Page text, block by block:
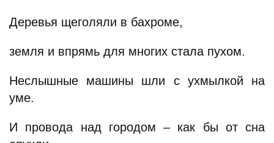
Деревья щеголяли в бахроме,
земля и впрямь для многих стала пухом.
Неслышные машины шли с ухмылкой на
уме.
И провода над городом – как бы от сна